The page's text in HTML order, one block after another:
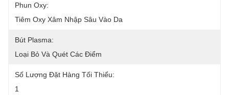
Phun Oxy:
Tiêm Oxy Xâm Nhập Sâu Vào Da
Bút Plasma:
Loại Bỏ Và Quét Các Điểm
Số Lượng Đặt Hàng Tối Thiểu:
1